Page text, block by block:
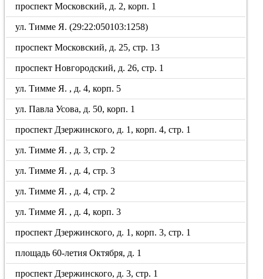
проспект Московский, д. 2, корп. 1
ул. Тимме Я. (29:22:050103:1258)
проспект Московский, д. 25, стр. 13
проспект Новгородский, д. 26, стр. 1
ул. Тимме Я. , д. 4, корп. 5
ул. Павла Усова, д. 50, корп. 1
проспект Дзержинского, д. 1, корп. 4, стр. 1
ул. Тимме Я. , д. 3, стр. 2
ул. Тимме Я. , д. 4, стр. 3
ул. Тимме Я. , д. 4, стр. 2
ул. Тимме Я. , д. 4, корп. 3
проспект Дзержинского, д. 1, корп. 3, стр. 1
площадь 60-летия Октября, д. 1
проспект Дзержинского, д. 3, стр. 1